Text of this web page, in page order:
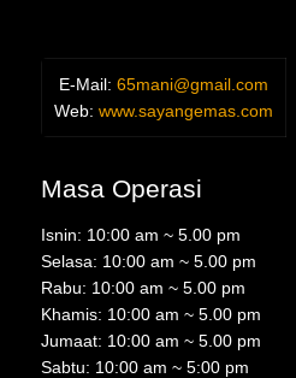
E-Mail: 65mani@gmail.com
Web: www.sayangemas.com
Masa Operasi
Isnin: 10:00 am ~ 5.00 pm
Selasa: 10:00 am ~ 5.00 pm
Rabu: 10:00 am ~ 5.00 pm
Khamis: 10:00 am ~ 5.00 pm
Jumaat: 10:00 am ~ 5.00 pm
Sabtu: 10:00 am ~ 5:00 pm